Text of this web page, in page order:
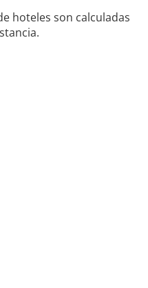
hoteles son calculadas